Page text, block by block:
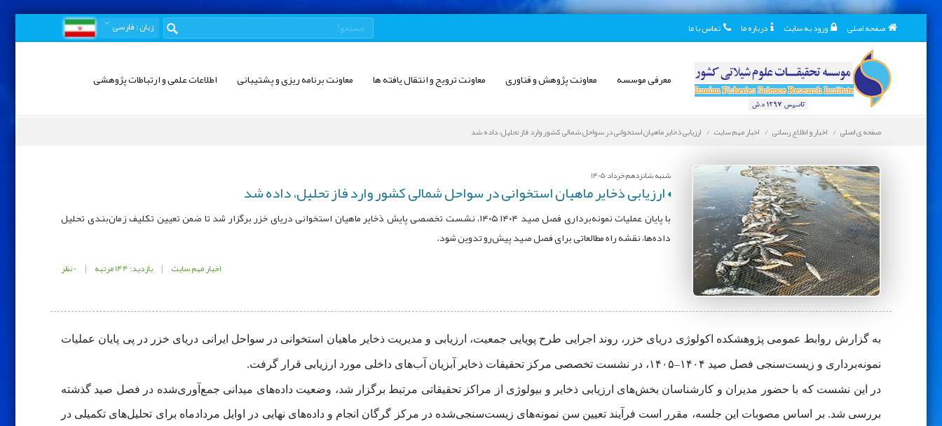
صفحه اصلی ورود به سایت درباره ما تماس با ما زبان: فارسی
معرفی موسسه معاونت پژوهش و فناوری معاونت ترویج و انتقال یافته ها معاونت برنامه ریزی و پشتیبانی اطلاعات علمی و ارتباطات پژوهشی
صفحه ی اصلی اخبار و اطلاع رسانی اخبار مهم سایت ارزیابی ذخایر ماهیان استخوانی در سواحل شمالی کشور وارد فاز تحلیل، داده شد
شنبه شانزدهم خرداد 1405
ارزیابی ذخایر ماهیان استخوانی در سواحل شمالی کشور وارد فاز تحلیل، داده شد
با پایان عملیات نمونه‌برداری فصل صید ۱۴۰۴–۱۴۰۵، نشست تخصصی پایش ذخایر ماهیان استخوانی دریای خزر برگزار شد تا ضمن تعیین تکلیف زمان‌بندی تحلیل
داده‌ها، نقشه راه مطالعاتی برای فصل صید پیش‌رو تدوین شود.
اخبار مهم سایت | بازدید: 144 مرتبه | 0 نظر
به گزارش روابط عمومی پژوهشکده اکولوژی دریای خزر، روند اجرایی طرح پویایی جمعیت، ارزیابی و مدیریت ذخایر ماهیان استخوانی در سواحل ایرانی دریای خزر در پی پایان عملیات
نمونه‌برداری و زیست‌سنجی فصل صید ۱۴۰۴–۱۴۰۵، در نشست تخصصی مرکز تحقیقات ذخایر آبزیان آب‌های داخلی مورد ارزیابی قرار گرفت.
در این نشست که با حضور مدیران و کارشناسان بخش‌های ارزیابی ذخایر و بیولوژی از مراکز تحقیقاتی مرتبط برگزار شد، وضعیت داده‌های میدانی جمع‌آوری‌شده در فصل صید گذشته
بررسی شد. بر اساس مصوبات این جلسه، مقرر است فرآیند تعیین سن نمونه‌های زیست‌سنجی‌شده در مرکز گرگان انجام و داده‌های نهایی در اوایل مردادماه برای تحلیل‌های تکمیلی در